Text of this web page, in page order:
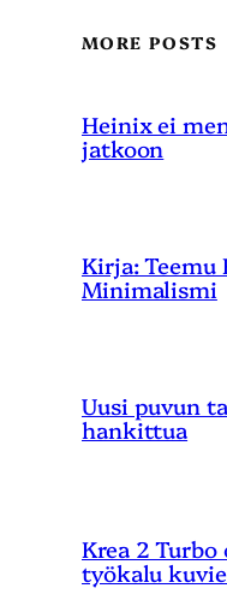
MORE POSTS
Heinix ei
jatkoon
Kirja: Teemu
Minimalismi
Uusi puvun
hankittua
Krea 2 Turbo
työkalu